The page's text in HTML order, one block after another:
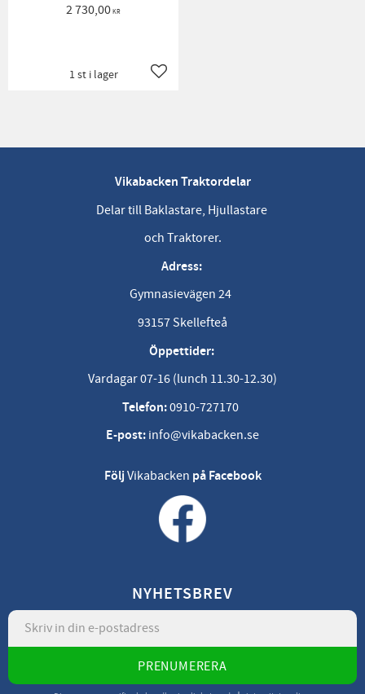
2 730,00KR
Lägg till i favoriter
1 st i lager
Vikabacken Traktordelar
Delar till Baklastare, Hjullastare
och Traktorer.
Adress:
Gymnasievägen 24
93157 Skellefteå
Öppettider:
Vardagar 07-16 (lunch 11.30-12.30)
Telefon:0910-727170
E-post: info@vikabacken.se
FöljVikabacken på Facebook
NYHETSBREV
PRENUMERERA